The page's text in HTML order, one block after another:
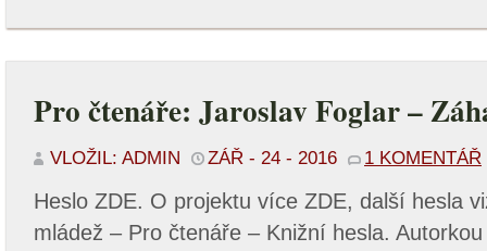
Pro čtenáře: Jaroslav Foglar –
VLOŽIL: ADMIN ZÁŘ - 24 - 2016 1 KOMENTÁŘ
Heslo ZDE. O projektu více ZDE, další hesla
mládež – Pro čtenáře – Knižní hesla.